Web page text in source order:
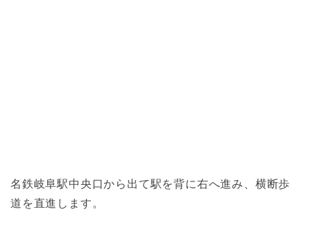
名鉄岐阜駅中央口から出て駅を背に右へ進み、横断歩
道を直進します。